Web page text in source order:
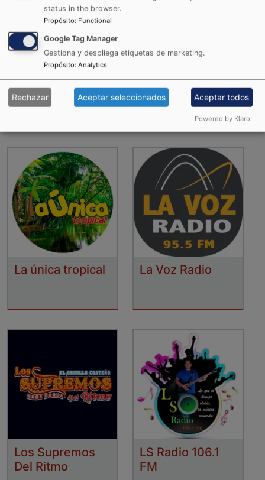
La Karibeña La RocknPop
La única tropical La Voz Radio
Los Supremos
Del Ritmo
LS Radio 106.1
FM
status in the browser.
Propósito: Functional
Google Tag Manager
Gestiona y despliega etiquetas de marketing.
Propósito: Analytics
Rechazar Aceptar seleccionados Aceptar todos
Powered by Klaro!